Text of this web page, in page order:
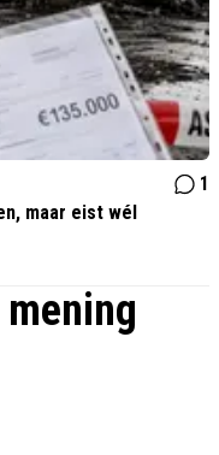
1
maar eist wél